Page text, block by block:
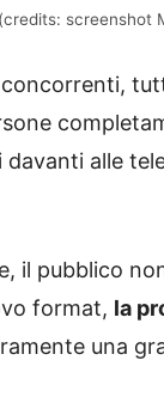
screenshot
concorrenti,
alle
il pubblico
format, la
una